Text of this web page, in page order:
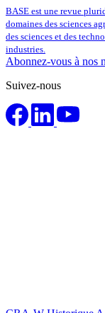
BASE est une revue
domaines des sciences
des sciences et des
industries.
Abonnez-vous à nos
Suivez-nous